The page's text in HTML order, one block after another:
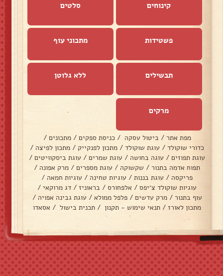
קינוחים סלטים
פשטידות מתכוני עוף
תבשילים ללא גלוטן
מרקים
מפת אתר / ביטול עסקה / כניסת ספקים / מתכונים /
כדורי שוקולד / עוגת שוקולד / מתכון לפנקייק / מתכון לפיצה /
עוגת תפוזים / עוגה בחושה / עוגת שמרים / עוגת ביסקוויטים /
תפוח אדמה בתנור / שקשוקה / עוגת מספרים / מרק אפונה /
פריקסה / עוגת בננות / עוגיות טחינה / עוגיות חמאה /
עוגיות שוקולד צ׳יפס / אלפחורס / בראוניז / דג מרוקאי /
עוף בתנור / מרק עדשים / פלפל ממולא / עוגת גבינה אפויה /
מתכון לאורז / תנאי שימוש - תקנון / תכנית בישול / אסאדו